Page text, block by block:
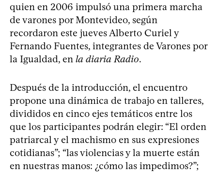
quien en 2006 impulsó una primera marcha
de varones por Montevideo, según
recordaron este jueves Alberto Curiel y
Fernando Fuentes, integrantes de Varones por
la Igualdad, en la diaria Radio.
Después de la introducción, el encuentro
propone una dinámica de trabajo en talleres,
divididos en cinco ejes temáticos entre los
que los participantes podrán elegir: “El orden
patriarcal y el machismo en sus expresiones
cotidianas”; “las violencias y la muerte están
en nuestras manos: ¿cómo las impedimos?”;